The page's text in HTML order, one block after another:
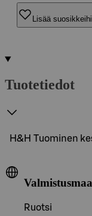
Lisää
Tuotetiedot
H&H Tuominen
Valmistusmaa
Ruotsi